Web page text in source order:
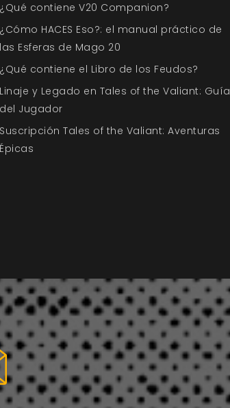
¿Qué contiene V20 Companion?
¿Cómo HACES Eso?: el manual práctico de
las Esferas de Mago 20
¿Qué contiene el Libro de los Feudos?
Linaje y Legado en Tales of the Valiant: Guía
del Jugador
Suscripción Tales of the Valiant: Aventuras
Épicas